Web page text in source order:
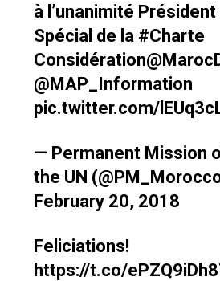
à l’unanimité
Spécial de la #Charte
Considération
@MAP_Information
pic.twitter.com/
— Permanent Mission
the UN
February 20, 2018
Feliciations!
https://t.co/